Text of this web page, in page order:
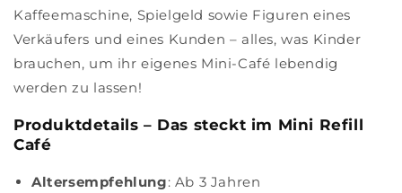
Kaffeemaschine, Spielgeld sowie Figuren eines
Verkäufers und eines Kunden – alles, was Kinder
brauchen, um ihr eigenes Mini-Café lebendig
werden zu lassen!
Produktdetails – Das steckt im Mini Refill
Café
Altersempfehlung: Ab 3 Jahren